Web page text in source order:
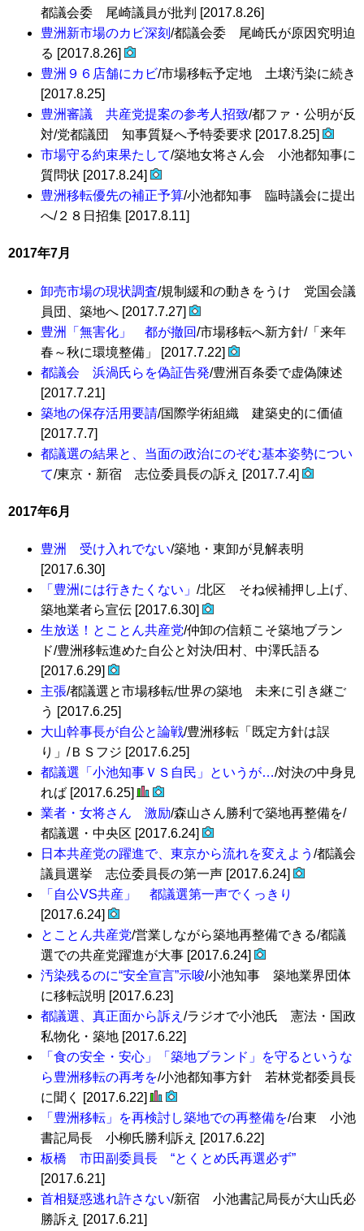
都議会委 尾崎議員が批判 [2017.8.26]
豊洲新市場のカビ深刻 /都議会委 尾崎氏が原因究明迫
る [2017.8.26]
豊洲９６店舗にカビ/市場移転予定地 土壌汚染に続き
[2017.8.25]
豊洲審議 共産党提案の参考人招致/都ファ・公明が反
対/党都議団 知事質疑へ予特委要求 [2017.8.25]
市場守る約束果たして/築地女将さん会 小池都知事に
質問状 [2017.8.24]
豊洲移転優先の補正予算/小池都知事 臨時議会に提出
へ/２８日招集 [2017.8.11]
2017年7月
卸売市場の現状調査/規制緩和の動きをうけ 党国会議
員団、築地へ [2017.7.27]
豊洲「無害化」 都が撤回/市場移転へ新方針/「来年
春～秋に環境整備」 [2017.7.22]
都議会 浜渦氏らを偽証告発/豊洲百条委で虚偽陳述
[2017.7.21]
築地の保存活用要請/国際学術組織 建築史的に価値
[2017.7.7]
都議選の結果と、当面の政治にのぞむ基本姿勢につい
て/東京・新宿 志位委員長の訴え [2017.7.4]
2017年6月
豊洲 受け入れでない/築地・東卸が見解表明
[2017.6.30]
「豊洲には行きたくない」 /北区 そね候補押し上げ、
築地業者ら宣伝 [2017.6.30]
生放送！とことん共産党/仲卸の信頼こそ築地ブラン
ド/豊洲移転進めた自公と対決/田村、中澤氏語る
[2017.6.29]
主張/都議選と市場移転/世界の築地 未来に引き継ご
う [2017.6.25]
大山幹事長が自公と論戦/豊洲移転「既定方針は誤
り」/ＢＳフジ [2017.6.25]
都議選「小池知事ＶＳ自民」というが…/対決の中身見
れば [2017.6.25]
業者・女将さん 激励/森山さん勝利で築地再整備を/
都議選・中央区 [2017.6.24]
日本共産党の躍進で、東京から流れを変えよう /都議会
議員選挙 志位委員長の第一声 [2017.6.24]
「自公VS共産」 都議選第一声でくっきり
[2017.6.24]
とことん共産党/営業しながら築地再整備できる/都議
選での共産党躍進が大事 [2017.6.24]
汚染残るのに“安全宣言”示唆/小池知事 築地業界団体
に移転説明 [2017.6.23]
都議選、真正面から訴え /ラジオで小池氏 憲法・国政
私物化・築地 [2017.6.22]
「食の安全・安心」「築地ブランド」を守るというな
ら豊洲移転の再考を/小池都知事方針 若林党都委員長
に聞く [2017.6.22]
「豊洲移転」を再検討し築地での再整備を/台東 小池
書記局長 小柳氏勝利訴え [2017.6.22]
板橋 市田副委員長 “とくとめ氏再選必ず”
[2017.6.21]
首相疑惑逃れ許さない/新宿 小池書記局長が大山氏必
勝訴え [2017.6.21]